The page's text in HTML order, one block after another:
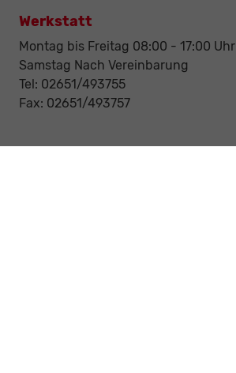
Werkstatt
Montag bis Freitag 08:00 - 17:00 Uhr
Samstag Nach Vereinbarung
Tel: 02651/493755
Fax: 02651/493757